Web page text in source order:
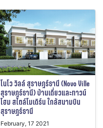
โนโว วิลล์ สุราษฎร์ธานี (Novo Ville
สุราษฎร์ธานี) บ้านเดี่ยวและทาวน์
โฮม สไตล์โมเดิร์น ใกล้สนามบิน
สุราษฎร์ธานี
February, 17 2021